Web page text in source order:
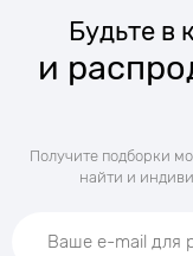
Будьте в
и
Получите подборки
найти и